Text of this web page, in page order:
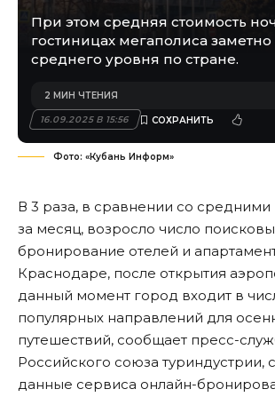
При этом средняя стоимость
гостиницах мегаполиса
среднего уровня по стране.
16.09.2025 В 15:56
2 МИН ЧТЕНИЯ
Фото: «Кубань Информ»
В 3 раза, в сравнении со средними
за месяц, возросло число
бронирование отелей и
Краснодаре, после открытия
данный момент город входит в
популярных направлений для
путешествий, сообщает пресс-
Российского союза туриндустрии,
данные сервиса онлайн-